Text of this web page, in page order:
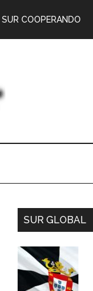
SUR COOPERANDO
SUR GLOBAL